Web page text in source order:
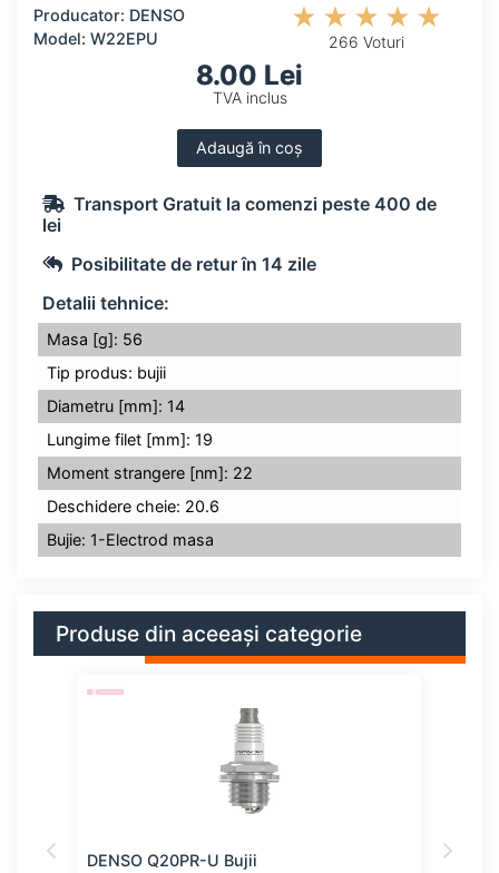
Producator: DENSO
Model: W22EPU
266 Voturi
8.00 Lei
TVA inclus
Adaugă în coș
Transport Gratuit la comenzi peste 400 de
lei
Posibilitate de retur în 14 zile
Detalii tehnice:
Masa [g]: 56
Tip produs: bujii
Diametru [mm]: 14
Lungime filet [mm]: 19
Moment strangere [nm]: 22
Deschidere cheie: 20.6
Bujie: 1-Electrod masa
Produse din aceeași categorie
DENSO Q20PR-U Bujii